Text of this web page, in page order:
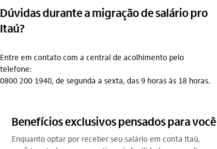
Dúvidas durante a migração de salário pro
Itaú?
Entre em contato com a central de acolhimento pelo
telefone:
0800 200 1940, de segunda a sexta, das 9 horas às 18 horas.
Benefícios exclusivos pensados para você
Enquanto optar por receber seu salário em conta Itaú,